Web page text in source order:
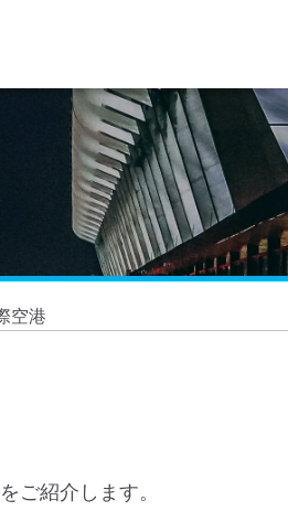
空港
ご紹介します。